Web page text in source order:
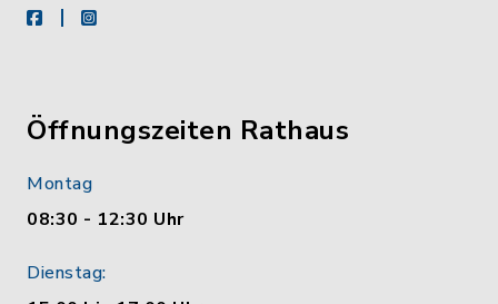
facebookinstagram
Öffnungszeiten Rathaus
Montag
08:30 - 12:30 Uhr
Dienstag: